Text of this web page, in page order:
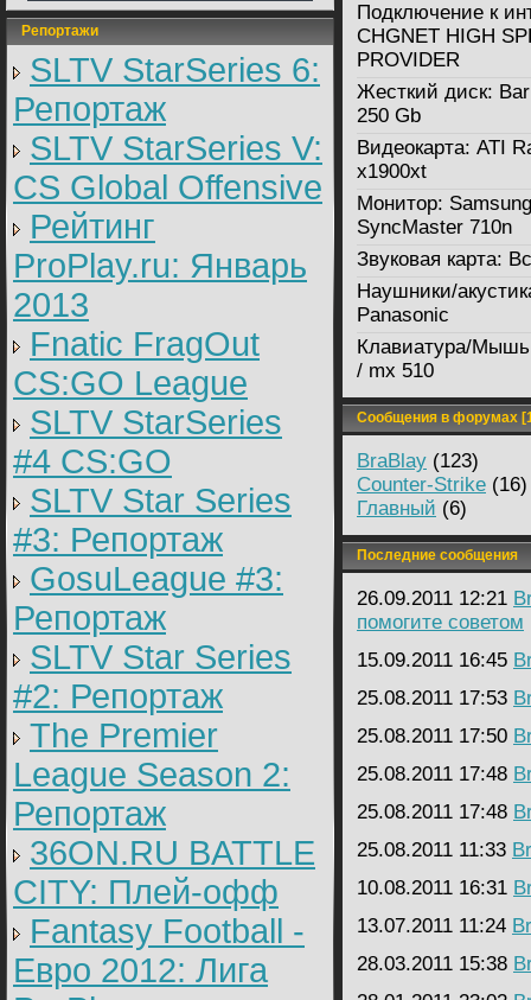
Репортажи
SLTV StarSeries 6:
Репортаж
SLTV StarSeries V:
CS Global Offensive
Рейтинг
ProPlay.ru: Январь
2013
Fnatic FragOut
CS:GO League
SLTV StarSeries
#4 CS:GO
SLTV Star Series
#3: Репортаж
GosuLeague #3:
Репортаж
SLTV Star Series
#2: Репортаж
The Premier
League Season 2:
Репортаж
36ON.RU BATTLE
CITY: Плей-офф
Fantasy Football -
Евро 2012: Лига
Подключение к
CHGNET HIGH
PROVIDER
Жесткий диск:
250 Gb
Видеокарта: ATI
x1900xt
Монитор: Samsung
SyncMaster 710n
Звуковая карта:
Наушники/
Panasonic
Клавиатура/
/ mx 510
Сообщения в форумах
BraBlay (123)
Counter-Strike (16)
Главный (6)
Последние сообщения
26.09.2011 12:21
помогите советом
15.09.2011 16:45
25.08.2011 17:53
25.08.2011 17:50
25.08.2011 17:48
25.08.2011 17:48
25.08.2011 11:33
10.08.2011 16:31
13.07.2011 11:24
28.03.2011 15:38